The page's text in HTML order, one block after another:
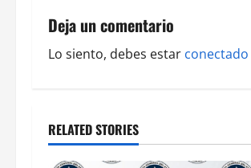
a
v
g
Deja un comentario
Lo siento, debes estar conectado
RELATED STORIES